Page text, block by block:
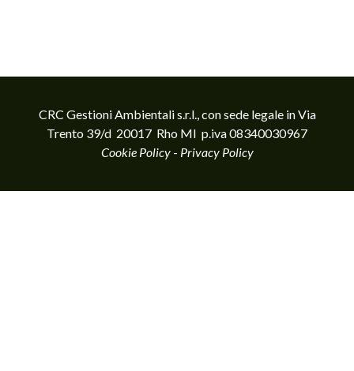
CRC Gestioni Ambientali s.r.l., con sede legale in Via
Trento 39/d 20017 Rho MI p.iva 08340030967
Cookie Policy- Privacy Policy